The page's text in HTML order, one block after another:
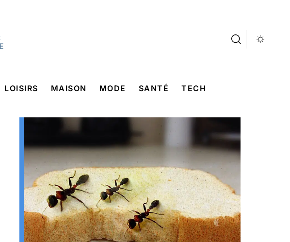
LOISIRS MAISON MODE SANTÉ TECH